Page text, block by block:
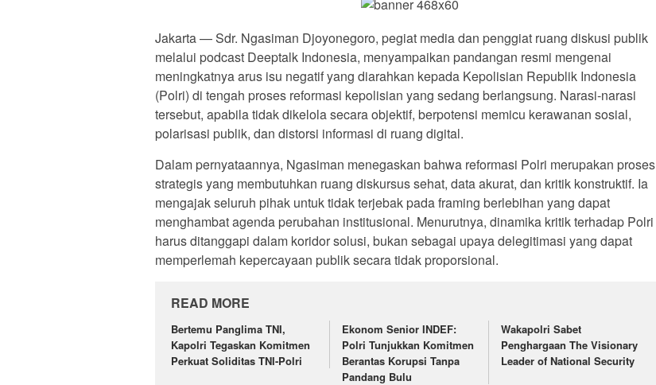
Jakarta — Sdr. Ngasiman Djoyonegoro, pegiat media dan penggiat ruang diskusi publik
melalui podcast Deeptalk Indonesia, menyampaikan pandangan resmi mengenai
meningkatnya arus isu negatif yang diarahkan kepada Kepolisian Republik Indonesia
(Polri) di tengah proses reformasi kepolisian yang sedang berlangsung. Narasi-narasi
tersebut, apabila tidak dikelola secara objektif, berpotensi memicu kerawanan sosial,
polarisasi publik, dan distorsi informasi di ruang digital.
Dalam pernyataannya, Ngasiman menegaskan bahwa reformasi Polri merupakan proses
strategis yang membutuhkan ruang diskursus sehat, data akurat, dan kritik konstruktif. Ia
mengajak seluruh pihak untuk tidak terjebak pada framing berlebihan yang dapat
menghambat agenda perubahan institusional. Menurutnya, dinamika kritik terhadap Polri
harus ditanggapi dalam koridor solusi, bukan sebagai upaya delegitimasi yang dapat
memperlemah kepercayaan publik secara tidak proporsional.
READ MORE
Bertemu Panglima TNI,
Kapolri Tegaskan Komitmen
Perkuat Soliditas TNI-Polri
Ekonom Senior INDEF:
Polri Tunjukkan Komitmen
Berantas Korupsi Tanpa
Pandang Bulu
Wakapolri Sabet
Penghargaan The Visionary
Leader of National Security